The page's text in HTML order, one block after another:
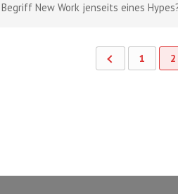
New Work jenseits eines
1 2